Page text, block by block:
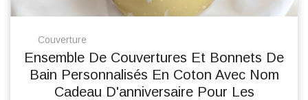
Couverture
Ensemble De Couvertures Et Bonnets De
Bain Personnalisés En Coton Avec Nom
Cadeau D'anniversaire Pour Les